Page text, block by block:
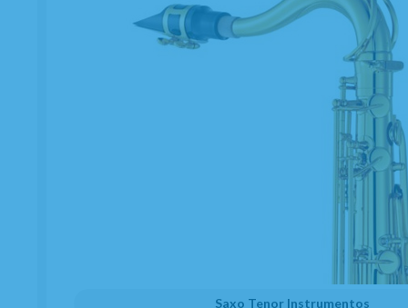
Saxo Tenor Instrumentos